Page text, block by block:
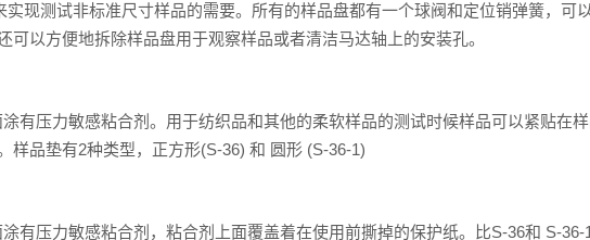
测试非标准尺寸样品的需要。所有的样品盘都有一个球阀和定位销弹簧，可以
以方便地拆除样品盘用于观察样品或者清洁马达轴上的安装孔。
压力敏感粘合剂。用于纺织品和其他的柔软样品的测试时候样品可以紧贴在
品垫有2种类型，正方形(S-36) 和 圆形 (S-36-1)
压力敏感粘合剂，粘合剂上面覆盖着在使用前撕掉的保护纸。比S-36和 S-36-